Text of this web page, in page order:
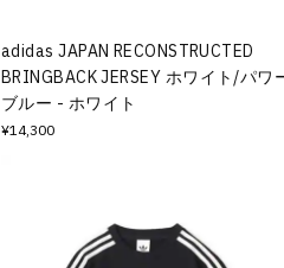
adidas JAPAN RECONSTRUCTED
BRINGBACK JERSEY ホワイト/パワ
ブルー - ホワイト
¥14,300